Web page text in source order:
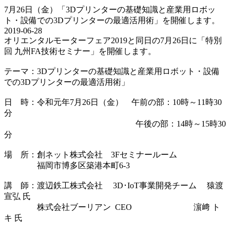
7月26日（金）「3Dプリンターの基礎知識と産業用ロボッ
ト・設備での3Dプリンターの最適活用術」を開催します。
2019-06-28
オリエンタルモーターフェア2019と同日の7月26日に「特別
回 九州FA技術セミナー」を開催します。
テーマ：3Dプリンターの基礎知識と産業用ロボット・設備
での3Dプリンターの最適活用術」
日 時：令和元年7月26日（金） 午前の部：10時～11時30
分
午後の部：14時～15時30
分
場 所：創ネット株式会社 3Fセミナールーム
福岡市博多区築港本町6-3
講 師：渡辺鉄工株式会社 3D･IoT事業開発チーム 猿渡
宣弘 氏
株式会社ブーリアン CEO 濵﨑 ト
キ 氏